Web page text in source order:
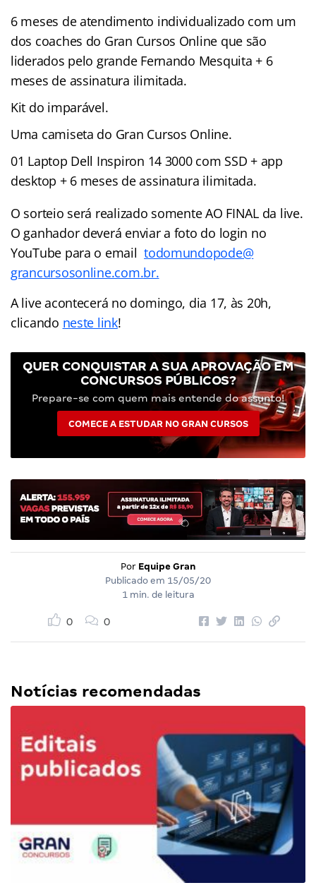
6 meses de atendimento individualizado com um
dos coaches do Gran Cursos Online que são
liderados pelo grande Fernando Mesquita + 6
meses de assinatura ilimitada.
Kit do imparável.
Uma camiseta do Gran Cursos Online.
01 Laptop Dell Inspiron 14 3000 com SSD + app
desktop + 6 meses de assinatura ilimitada.
O sorteio será realizado somente AO FINAL da live.
O ganhador deverá enviar a foto do login no
YouTube para o emailtodomundopode@
grancursosonline.com.br.
A live acontecerá no domingo, dia 17, às 20h,
clicando neste link!
QUER CONQUISTAR A SUA APROVAÇÃO EM
CONCURSOS PÚBLICOS?
Prepare-se com quem mais entende do assunto!
COMECE A ESTUDAR NO GRAN CURSOS
Por Equipe Gran
Publicado em 15/05/20
1 min. de leitura
0 0
Notícias recomendadas